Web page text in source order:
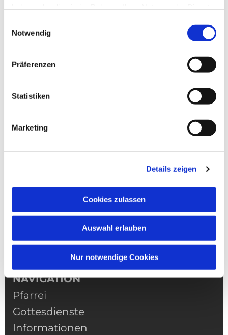
Notwendig
Präferenzen
Statistiken
Marketing
Details zeigen
Cookies zulassen
Auswahl erlauben
Nur notwendige Cookies
NAVIGATION
Pfarrei
Gottesdienste
Informationen